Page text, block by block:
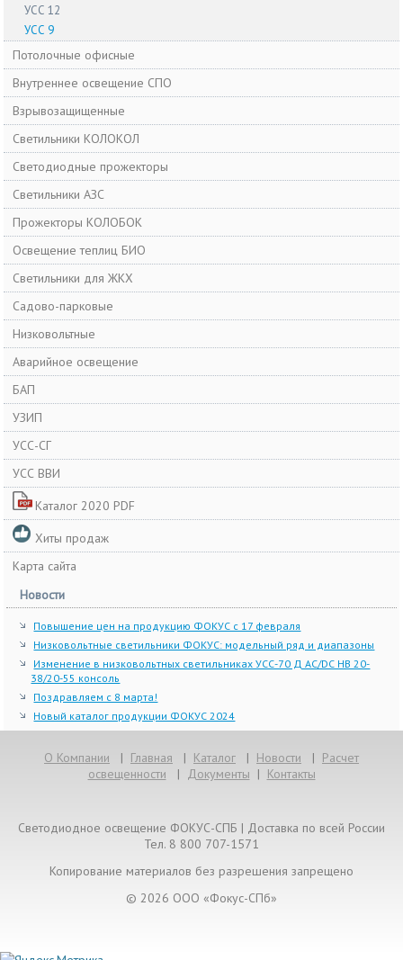
УСС 12
УСС 9
Потолочные офисные
Внутреннее освещение СПО
Взрывозащищенные
Светильники КОЛОКОЛ
Cветодиодные прожекторы
Светильники АЗС
Прожекторы КОЛОБОК
Освещение теплиц БИО
Светильники для ЖКХ
Садово-парковые
Низковольтные
Аварийное освещение
БАП
УЗИП
УСС-СГ
УСС ВВИ
Каталог 2020 PDF
Хиты продаж
Карта сайта
Новости
Повышение цен на продукцию ФОКУС с 17 февраля
Низковольтные светильники ФОКУС: модельный ряд и диапазоны
Изменение в низковольтных светильниках УСС-70 Д AC/DC НВ 20-
38/20-55 консоль
Поздравляем с 8 марта!
Новый каталог продукции ФОКУС 2024
О Компании | Главная | Каталог | Новости | Расчет
освещенности | Документы | Контакты
Светодиодное освещение ФОКУС-СПБ | Доставка по всей России
Тел. 8 800 707-1571
Копирование материалов без разрешения запрещено
© 2026 ООО «Фокус-СПб»